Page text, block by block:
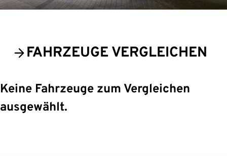
FAHRZEUGE VERGLEICHEN
Keine Fahrzeuge zum Vergleichen
ausgewählt.